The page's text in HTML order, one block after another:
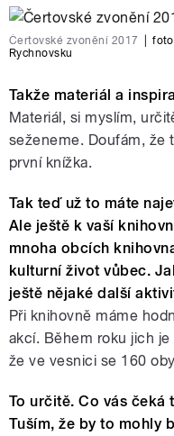
Čertovské zvonění 2017
Rychnovsku
Takže materiál a
Materiál, si myslím,
seženeme. Doufám, že
první knížka.
Tak teď už to máte
Ale ještě k vaší
mnoha obcích
kulturní život vůbec.
ještě nějaké další
Při knihovně máme
akcí. Během roku jich je
že ve vesnici se 160
To určitě. Co vás
Tuším, že by to mohly